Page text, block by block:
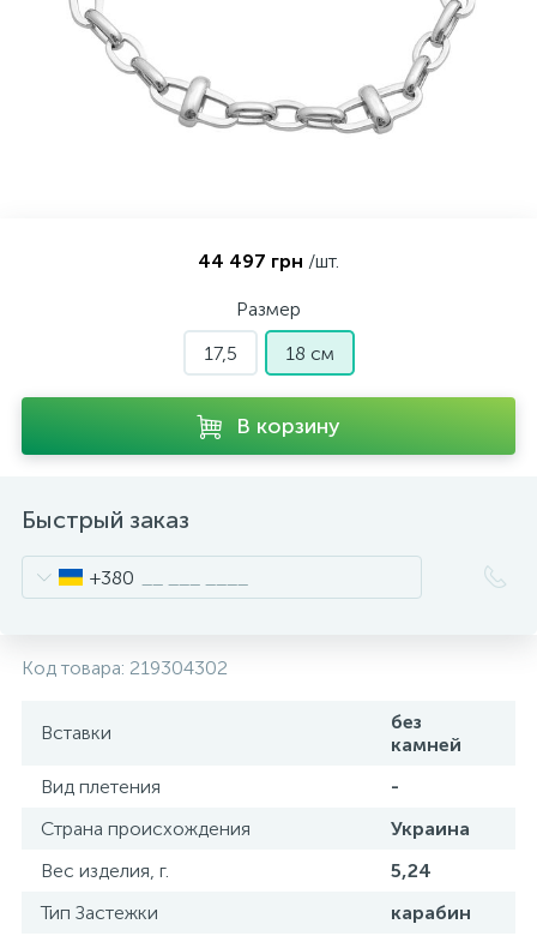
44 497 грн /шт.
Размер
17,5
18 см
В корзину
Быстрый заказ
+380
Код товара: 219304302
Вставки
без
камней
Вид плетения
-
Страна происхождения
Украина
Вес изделия, г.
5,24
Тип Застежки
карабин
КонтактыСеребряные колье
Серебряные цепочки
Серебряные сувениры